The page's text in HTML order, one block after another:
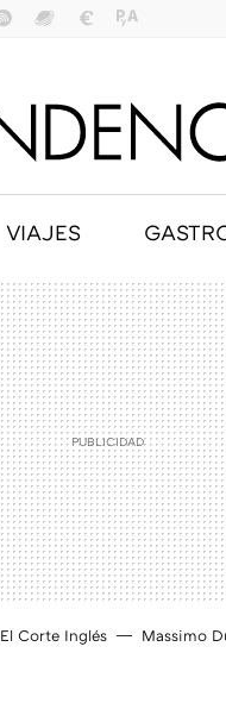
VIAJES
El Corte Inglés Massimo